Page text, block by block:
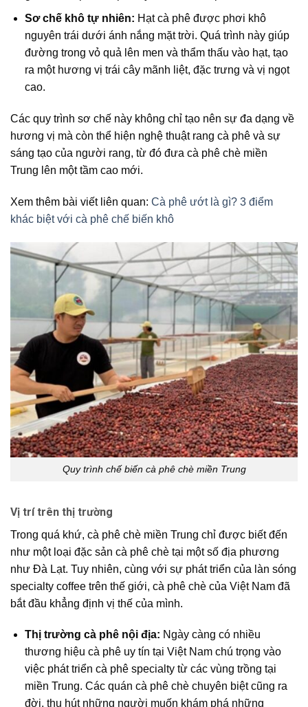
Sơ chế khô tự nhiên: Hạt cà phê được phơi khô
nguyên trái dưới ánh nắng mặt trời. Quá trình này giúp
đường trong vỏ quả lên men và thẩm thấu vào hạt, tạo
ra một hương vị trái cây mãnh liệt, đặc trưng và vị ngọt
cao.
Các quy trình sơ chế này không chỉ tạo nên sự đa dạng về
hương vị mà còn thể hiện nghệ thuật rang cà phê và sự
sáng tạo của người rang, từ đó đưa cà phê chè miền
Trung lên một tầm cao mới.
Xem thêm bài viết liên quan: Cà phê ướt là gì? 3 điểm
khác biệt với cà phê chế biến khô
Quy trình chế biến cà phê chè miền Trung
Vị trí trên thị trường
Trong quá khứ, cà phê chè miền Trung chỉ được biết đến
như một loại đặc sản cà phê chè tại một số địa phương
như Đà Lạt. Tuy nhiên, cùng với sự phát triển của làn sóng
specialty coffee trên thế giới, cà phê chè của Việt Nam đã
bắt đầu khẳng định vị thế của mình.
Thị trường cà phê nội địa: Ngày càng có nhiều
thương hiệu cà phêuy tín tại Việt Nam chú trọng vào
việc phát triển cà phê specialtytừ các vùng trồng tại
miền Trung. Các quán cà phê chèchuyên biệt cũng ra
đời, thu hút những người muốn khám phá những